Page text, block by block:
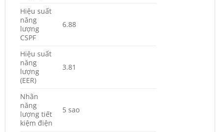
Hiệu suất
năng
lượng
CSPF
6.88
Hiệu suất
năng
lượng
(EER)
3.81
Nhãn
năng
lượng tiết
kiệm điện
5 sao